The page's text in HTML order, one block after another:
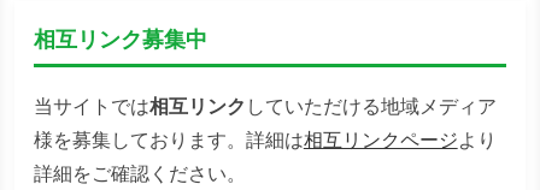
相互リンク募集中
当サイトでは相互リンク していただける地域メディア
様を募集しております。詳細は相互リンクページより
詳細をご確認ください。